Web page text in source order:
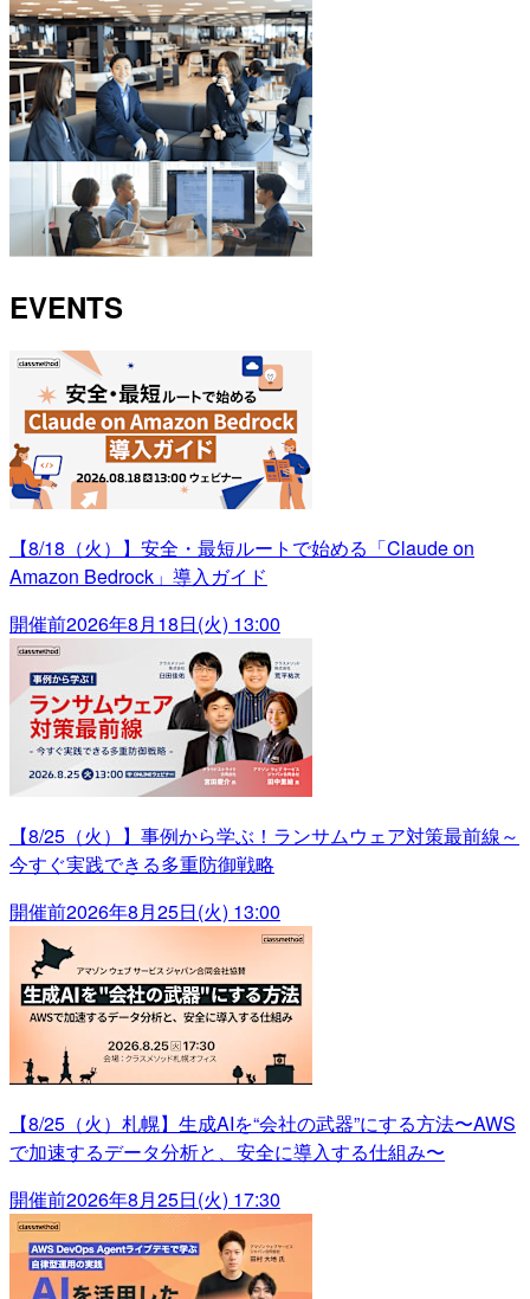
EVENTS
【8/18（火）】安全・最短ルートで始める「Claude on
Amazon Bedrock」導入ガイド
開催前2026年8月18日(火) 13:00
【8/25（火）】事例から学ぶ！ランサムウェア対策最前線～
今すぐ実践できる多重防御戦略
開催前2026年8月25日(火) 13:00
【8/25（火）札幌】生成AIを“会社の武器”にする方法〜AWS
で加速するデータ分析と、安全に導入する仕組み〜
開催前2026年8月25日(火) 17:30